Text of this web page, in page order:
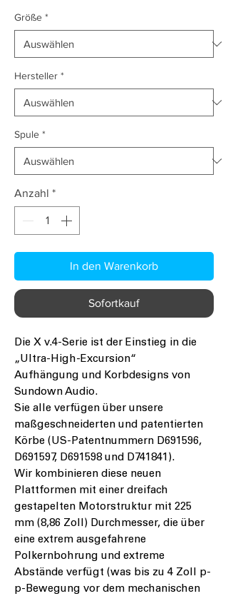
Größe *
Hersteller *
Spule *
Anzahl *
In den Warenkorb
Sofortkauf
Die X v.4-Serie ist der Einstieg in die
„Ultra-High-Excursion“
Aufhängung und Korbdesigns von
Sundown Audio.
Sie alle verfügen über unsere
maßgeschneiderten und patentierten
Körbe (US-Patentnummern D691596,
D691597, D691598 und D741841).
Wir kombinieren diese neuen
Plattformen mit einer dreifach
gestapelten Motorstruktur mit 225
mm (8,86 Zoll) Durchmesser, die über
eine extrem ausgefahrene
Polkernbohrung und extreme
Abstände verfügt (was bis zu 4 Zoll p-
p-Bewegung vor dem mechanischen